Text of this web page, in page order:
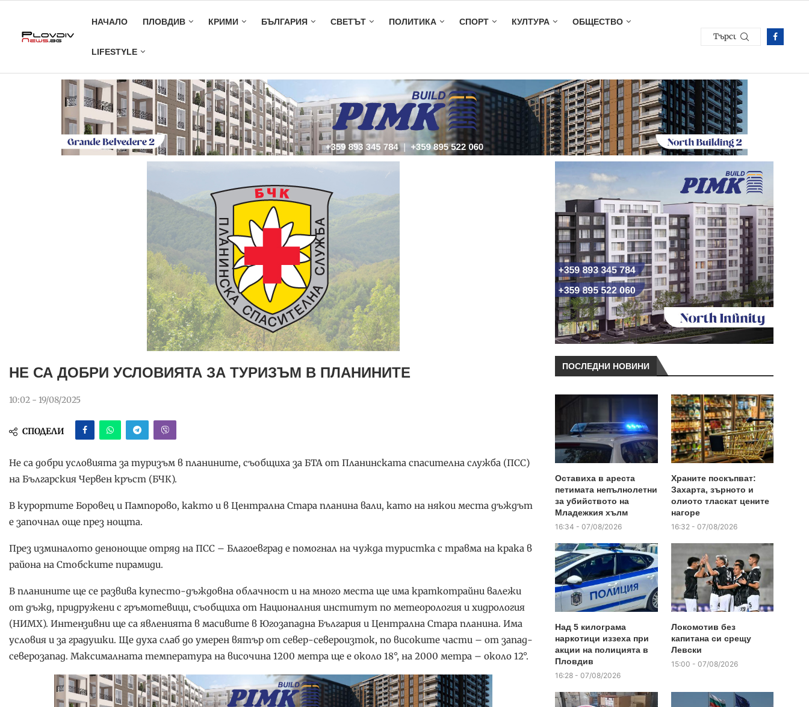
НАЧАЛО ПЛОВДИВ КРИМИ БЪЛГАРИЯ СВЕТЪТ ПОЛИТИКА СПОРТ КУЛТУРА ОБЩЕСТВО
LIFESTYLE
НЕ СА ДОБРИ УСЛОВИЯТА ЗА ТУРИЗЪМ В ПЛАНИНИТЕ
10:02 - 19/08/2025
СПОДЕЛИ
Не са добри условията за туризъм в планините, съобщиха за БТА от Планинската спасителна служба (ПСС)
на Българския Червен кръст (БЧК).
В курортите Боровец и Пампорово, както и в Централна Стара планина вали, като на някои места дъждът
е започнал още през нощта.
През изминалото денонощие отряд на ПСС – Благоевград е помогнал на чужда туристка с травма на крака в
района на Стобските пирамиди.
В планините ще се развива купесто-дъждовна облачност и на много места ще има краткотрайни валежи
от дъжд, придружени с гръмотевици, съобщиха от Националния институт по метеорология и хидрология
(НИМХ). Интензивни ще са явленията в масивите в Югозападна България и Централна Стара планина. Има
условия и за градушки. Ще духа слаб до умерен вятър от север-североизток, по високите части – от запад-
северозапад. Максималната температура на височина 1200 метра ще е около 18°, на 2000 метра – около 12°.
ПОСЛЕДНИ НОВИНИ
Оставиха в ареста
петимата непълнолетни
за убийството на
Младежкия хълм
16:34 - 07/08/2026
Храните поскъпват:
Захарта, зърното и
олиото тласкат цените
нагоре
16:32 - 07/08/2026
Над 5 килограма
наркотици иззеха при
акции на полицията в
Пловдив
16:28 - 07/08/2026
Локомотив без
капитана си срещу
Левски
15:00 - 07/08/2026